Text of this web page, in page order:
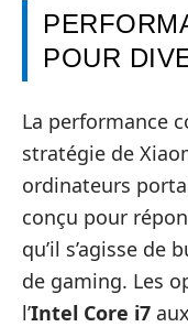
POUR
La performance
stratégie de
ordinateurs
conçu pour
qu’il s’agisse de
de gaming. Les
l’Intel Core i7